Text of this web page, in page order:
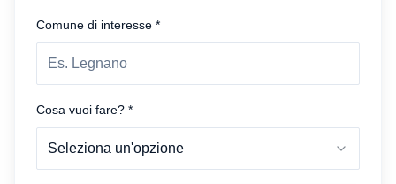
Comune di interesse *
Cosa vuoi fare? *
Seleziona un'opzione